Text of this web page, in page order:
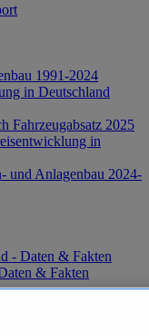
1991-2024
in Deutschland
Fahrzeugabsatz 2025
in
und Anlagenbau 2024-
- Daten & Fakten
& Fakten